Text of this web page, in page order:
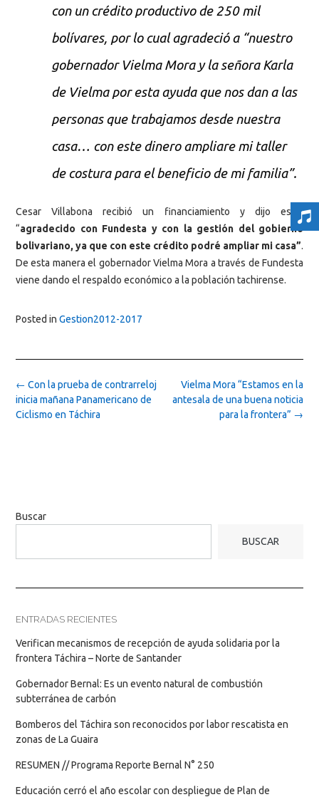
con un crédito productivo de 250 mil
bolívares, por lo cual agradeció a “nuestro
gobernador Vielma Mora y la señora Karla
de Vielma por esta ayuda que nos dan a las
personas que trabajamos desde nuestra
casa… con este dinero ampliare mi taller
de costura para el beneficio de mi familia”.
Cesar Villabona recibió un financiamiento y dijo estar
“agradecido con Fundesta y con la gestión del gobierno
bolivariano, ya que con este crédito podré ampliar mi casa”.
De esta manera el gobernador Vielma Mora a través de Fundesta
viene dando el respaldo económico a la población tachirense.
Posted in Gestion2012-2017
Post
navigation
Vielma Mora “Estamos en la
antesala de una buena noticia
para la frontera” →
← Con la prueba de contrarreloj
inicia mañana Panamericano de
Ciclismo en Táchira
Buscar
BUSCAR
ENTRADAS RECIENTES
Verifican mecanismos de recepción de ayuda solidaria por la
frontera Táchira – Norte de Santander
Gobernador Bernal: Es un evento natural de combustión
subterránea de carbón
Bomberos del Táchira son reconocidos por labor rescatista en
zonas de La Guaira
RESUMEN // Programa Reporte Bernal N° 250
Educación cerró el año escolar con despliegue de Plan de